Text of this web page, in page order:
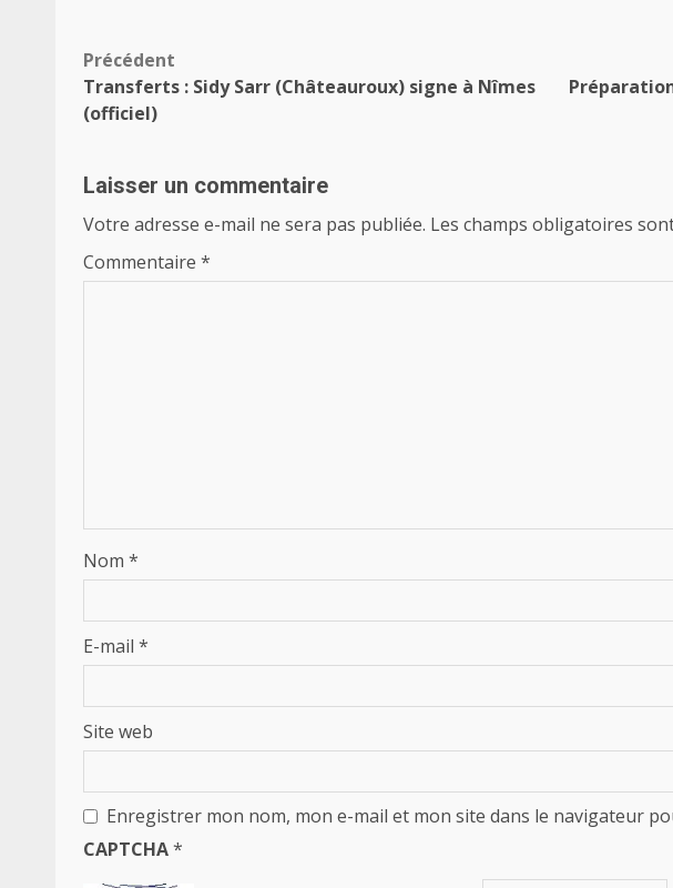
Navigation
d’article
Précédent
Transferts : Sidy Sarr (Châteauroux) signe à Nîmes
(officiel)
Laisser un commentaire
Votre adresse e-mail ne sera pas publiée. Les champs obligatoires
Commentaire *
Nom *
E-mail *
Site web
Enregistrer mon nom, mon e-mail et mon site dans le navigateur
CAPTCHA*